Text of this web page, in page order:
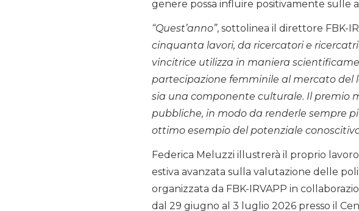
genere possa influire positivamente sulle
“Quest’anno”, sottolinea il direttore FBK-
cinquanta lavori, da ricercatori e
vincitrice utilizza in maniera
partecipazione femminile al mercato del
sia una componente culturale. Il premio
pubbliche, in modo da renderle sempre
ottimo esempio del potenziale
Federica Meluzzi illustrerà il proprio lavoro
estiva avanzata sulla valutazione delle
organizzata da FBK-IRVAPP in
dal 29 giugno al 3 luglio 2026 presso il